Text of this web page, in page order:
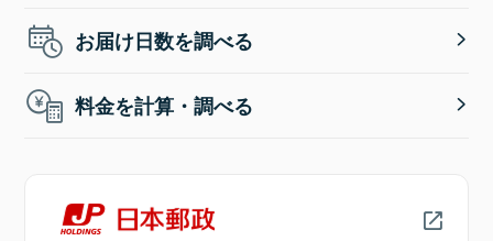
お届け日数を調べる
料金を計算・調べる